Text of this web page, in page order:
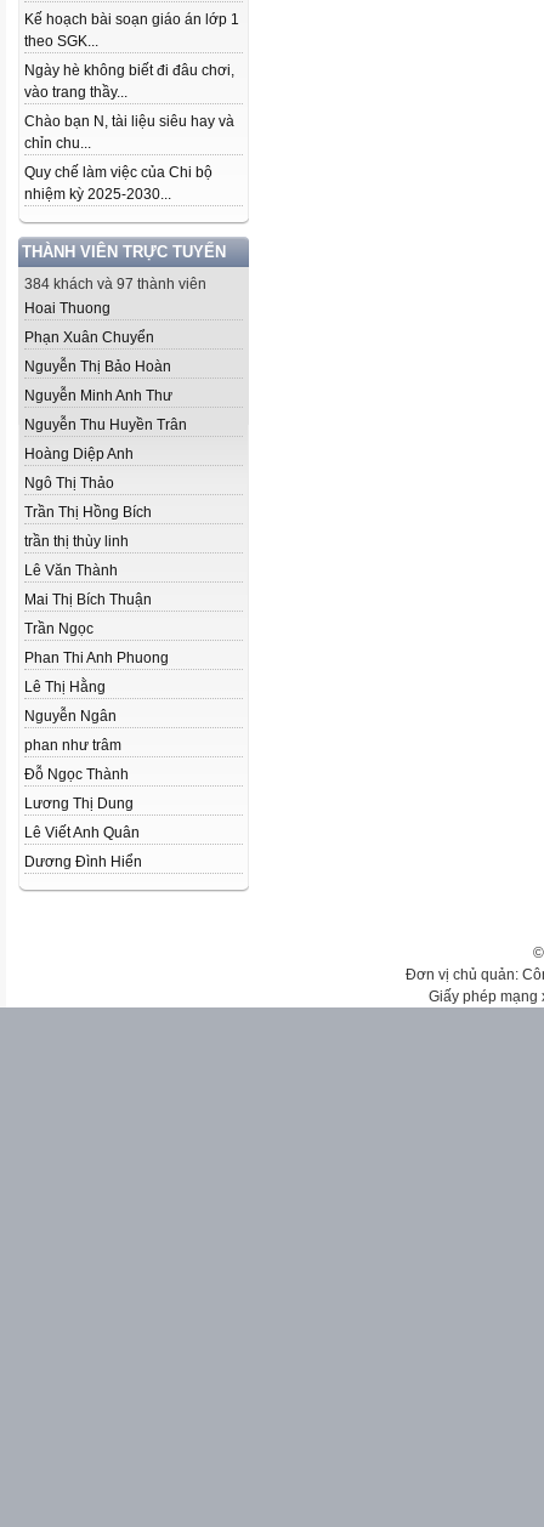
Kế hoạch bài soạn giáo án lớp 1
theo SGK...
Ngày hè không biết đi đâu chơi,
vào trang thầy...
Chào bạn N, tài liệu siêu hay và
chỉn chu...
Quy chế làm việc của Chi bộ
nhiệm kỳ 2025-2030...
THÀNH VIÊN TRỰC TUYẾN
384 khách và 97 thành viên
Hoai Thuong
Phạn Xuân Chuyển
Nguyễn Thị Bảo Hoàn
Nguyễn Minh Anh Thư
Nguyễn Thu Huyền Trân
Hoàng Diệp Anh
Ngô Thị Thảo
Trần Thị Hồng Bích
trần thị thùy linh
Lê Văn Thành
Mai Thị Bích Thuận
Trần Ngọc
Phan Thi Anh Phuong
Lê Thị Hằng
Nguyễn Ngân
phan như trâm
Đỗ Ngọc Thành
Lương Thị Dung
Lê Viết Anh Quân
Dương Đình Hiển
Đơn vị chủ quản:
Giấy phép mạng